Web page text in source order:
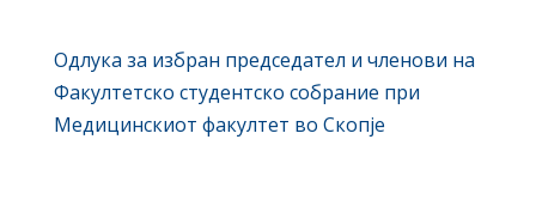
Одлука за избран председател и членови на
Факултетско студентско собрание при
Медицинскиот факултет во Скопје